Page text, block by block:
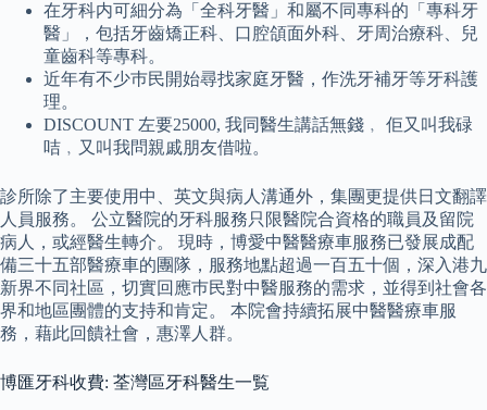
在牙科内可細分為「全科牙醫」和屬不同專科的「專科牙
醫」，包括牙齒矯正科、口腔頜面外科、牙周治療科、兒
童齒科等專科。
近年有不少巿民開始尋找家庭牙醫，作洗牙補牙等牙科護
理。
DISCOUNT 左要25000, 我同醫生講話無錢﹐ 佢又叫我碌
咭﹐又叫我問親戚朋友借啦。
診所除了主要使用中、英文與病人溝通外，集團更提供日文翻譯
人員服務。 公立醫院的牙科服務只限醫院合資格的職員及留院
病人，或經醫生轉介。 現時，博愛中醫醫療車服務已發展成配
備三十五部醫療車的團隊，服務地點超過一百五十個，深入港九
新界不同社區，切實回應巿民對中醫服務的需求，並得到社會各
界和地區團體的支持和肯定。 本院會持續拓展中醫醫療車服
務，藉此回饋社會，惠澤人群。
博匯牙科收費: 荃灣區牙科醫生一覧